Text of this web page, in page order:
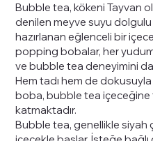
Bubble tea,kökeni Tayvan
denilen meyve suyu
hazırlanan eğlenceli bir
popping bobalar, her
ve bubble tea deneyimini
Hem tadı hem de
boba, bubble tea içeceğine
katmaktadır.
Bubble tea, genellikle siyah